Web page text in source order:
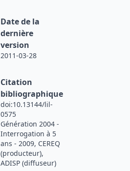
Date de la
dernière
version
2011-03-28
Citation
bibliographique
doi:10.13144/lil-
0575
Génération 2004 -
Interrogation à 5
ans - 2009, CEREQ
(producteur),
ADISP (diffuseur)